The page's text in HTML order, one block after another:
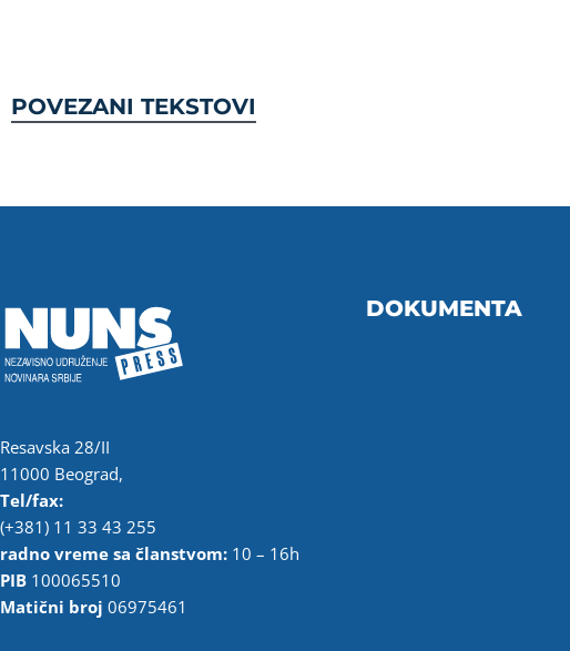
POVEZANI TEKSTOVI
Resavska 28/II
11000 Beograd,
Tel/fax:
(+381) 11 33 43 255
radno vreme sa članstvom: 10 – 16h
PIB 100065510
Matični broj 06975461
DOKUMENTA